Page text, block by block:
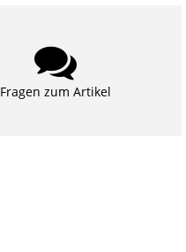
Fragen zum Artikel